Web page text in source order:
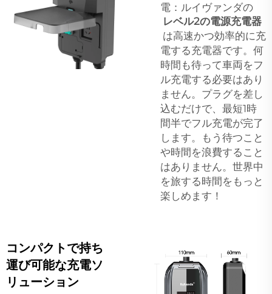
電：ルイヴァンダの
レベル2の電源充電器
は高速かつ効率的に充
電する充電器です。何
時間も待って車両をフ
ル充電する必要はあり
ません。プラグを差し
込むだけで、最短1時
間半でフル充電が完了
します。もう待つこと
や時間を浪費すること
はありません。世界中
を旅する時間をもっと
楽しめます！
コンパクトで持ち
運び可能な充電ソ
リューション